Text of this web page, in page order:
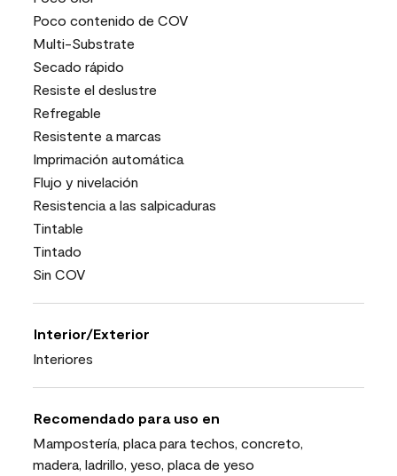
Poco contenido de COV
Multi-Substrate
Secado rápido
Resiste el deslustre
Refregable
Resistente a marcas
Imprimación automática
Flujo y nivelación
Resistencia a las salpicaduras
Tintable
Tintado
Sin COV
Interior/Exterior
Interiores
Recomendado para uso en
Mampostería, placa para techos, concreto,
madera, ladrillo, yeso, placa de yeso